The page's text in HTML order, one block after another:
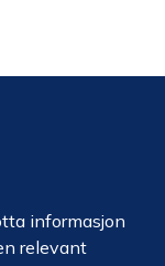
informasjon
relevant